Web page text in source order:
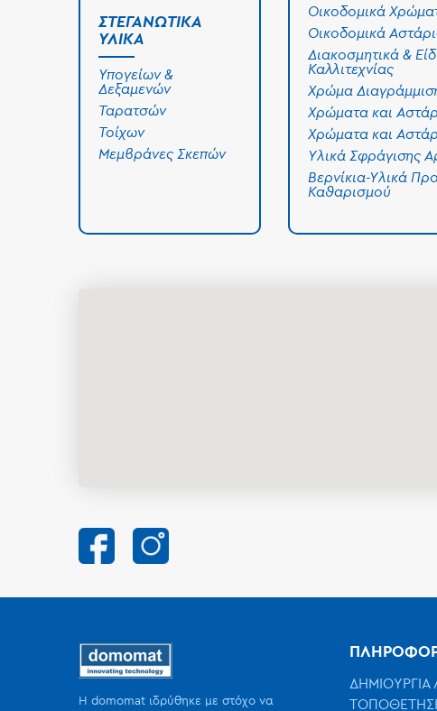
ΣΤΕΓΑΝΩΤΙΚΆ
ΥΛΙΚΆ
Υπογείων &
Δεξαμενών
Ταρατσών
Τοίχων
Μεμβράνες Σκεπών
Οικοδομικά
Οικοδομικά
Διακοσμητικά &
Καλλιτεχνίας
Χρώμα
Χρώματα και
Χρώματα και
Υλικά Σφράγισης
Βερνίκια-Υλικά
Καθαρισμού
Η domomat ιδρύθηκε με στόχο να
ΔΗΜΙΟΥΡΓΙΑ